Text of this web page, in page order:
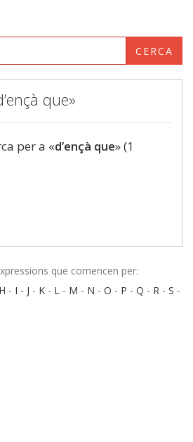
CERCA
que»
per a «d’ençà que» (1
que comencen per:
H - I - J - K - L - M - N - O - P - Q - R - S -